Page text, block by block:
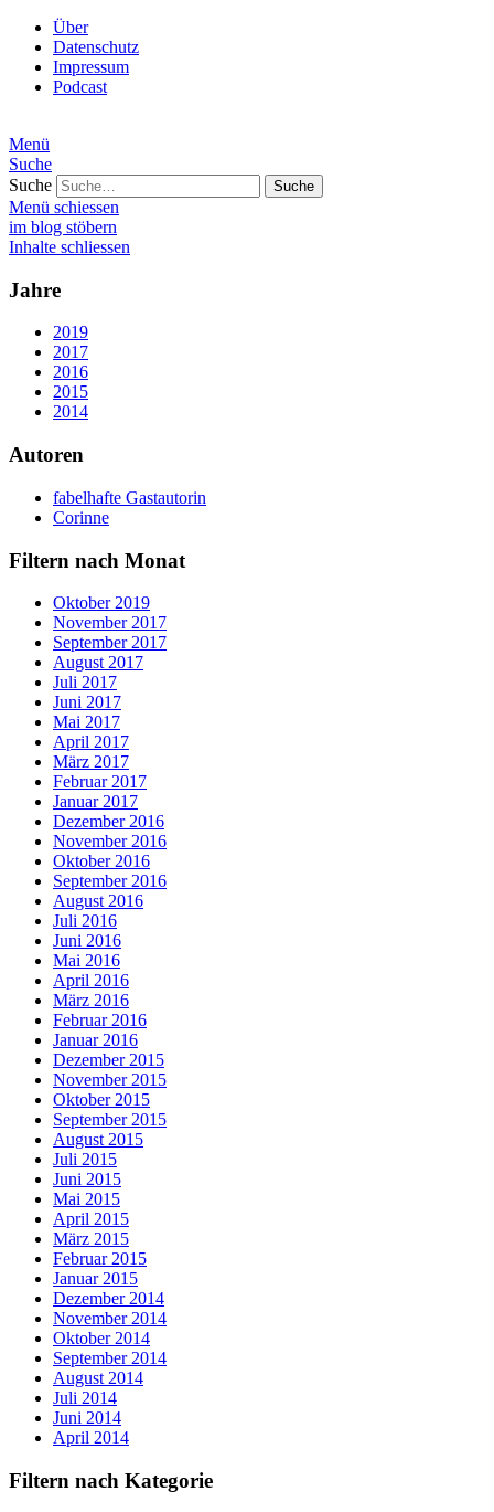
Über
Datenschutz
Impressum
Podcast
Menü
Suche
Suche
Menü schiessen
im blog stöbern
Inhalte schliessen
Jahre
2019
2017
2016
2015
2014
Autoren
fabelhafte Gastautorin
Corinne
Filtern nach Monat
Oktober 2019
November 2017
September 2017
August 2017
Juli 2017
Juni 2017
Mai 2017
April 2017
März 2017
Februar 2017
Januar 2017
Dezember 2016
November 2016
Oktober 2016
September 2016
August 2016
Juli 2016
Juni 2016
Mai 2016
April 2016
März 2016
Februar 2016
Januar 2016
Dezember 2015
November 2015
Oktober 2015
September 2015
August 2015
Juli 2015
Juni 2015
Mai 2015
April 2015
März 2015
Februar 2015
Januar 2015
Dezember 2014
November 2014
Oktober 2014
September 2014
August 2014
Juli 2014
Juni 2014
April 2014
Filtern nach Kategorie